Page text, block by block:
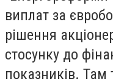
виплат за
рішення
стосунку до
показників. Там